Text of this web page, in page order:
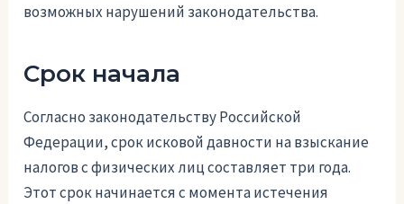
возможных нарушений законодательства.
Срок начала
Согласно законодательству Российской
Федерации, срок исковой давности на взыскание
налогов с физических лиц составляет три года.
Этот срок начинается с момента истечения